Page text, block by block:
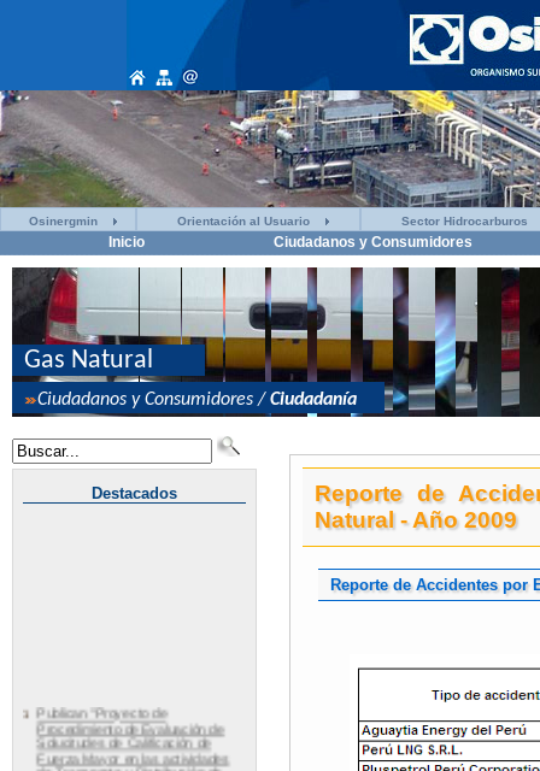
Osinergmin Orientación al Usuario Sector Hidrocarburos
Inicio Ciudadanos y Consumidores